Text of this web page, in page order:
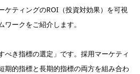
ケティングのROI（投資対効果）を可視
ークをご紹介します。
べき指標の選定」です。採用マーケティ
期的指標と長期的指標の両方を組み合わ